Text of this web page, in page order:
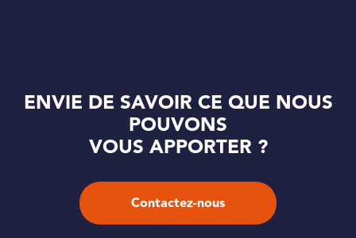
ENVIE DE SAVOIR CE QUE NOUS
POUVONS
VOUS APPORTER ?
Contactez-nous